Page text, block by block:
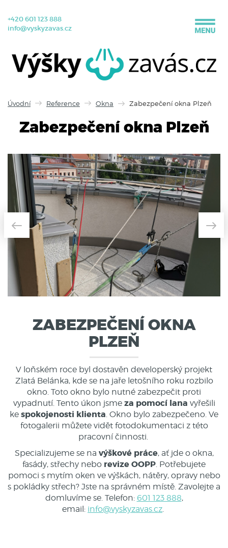
+420 601 123 888
info@vyskyzavas.cz
Úvodní Reference Okna Zabezpečení okna Plzeň
Zabezpečení okna Plzeň
ZABEZPEČENÍ OKNA
PLZEŇ
V loňském roce byl dostavěn developerský projekt
Zlatá Belánka, kde se na jaře letošního roku rozbilo
okno. Toto okno bylo nutné zabezpečit proti
vypadnutí. Tento úkon jsme za pomocí lana vyřešili
ke spokojenosti klienta . Okno bylo zabezpečeno. Ve
fotogalerii můžete vidět fotodokumentaci z této
pracovní činnosti.
Specializujeme se na výškové práce, ať jde o okna,
fasády, střechy nebo revize OOPP . Potřebujete
pomoci s mytím oken ve výškách, nátěry, opravy nebo
s pokládky střech? Jste na správném místě. Zavolejte a
domluvíme se. Telefon: 601 123 888,
email: info@vyskyzavas.cz